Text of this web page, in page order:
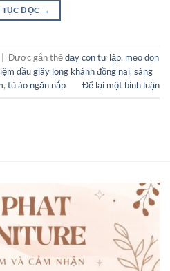
TỤC ĐỌC →
Được gắn thẻdạy con tự lập, mẹo dọn
dầu giây long khánh đồng nai, sáng
, tủ áo ngăn nắp Để lại một bình luận